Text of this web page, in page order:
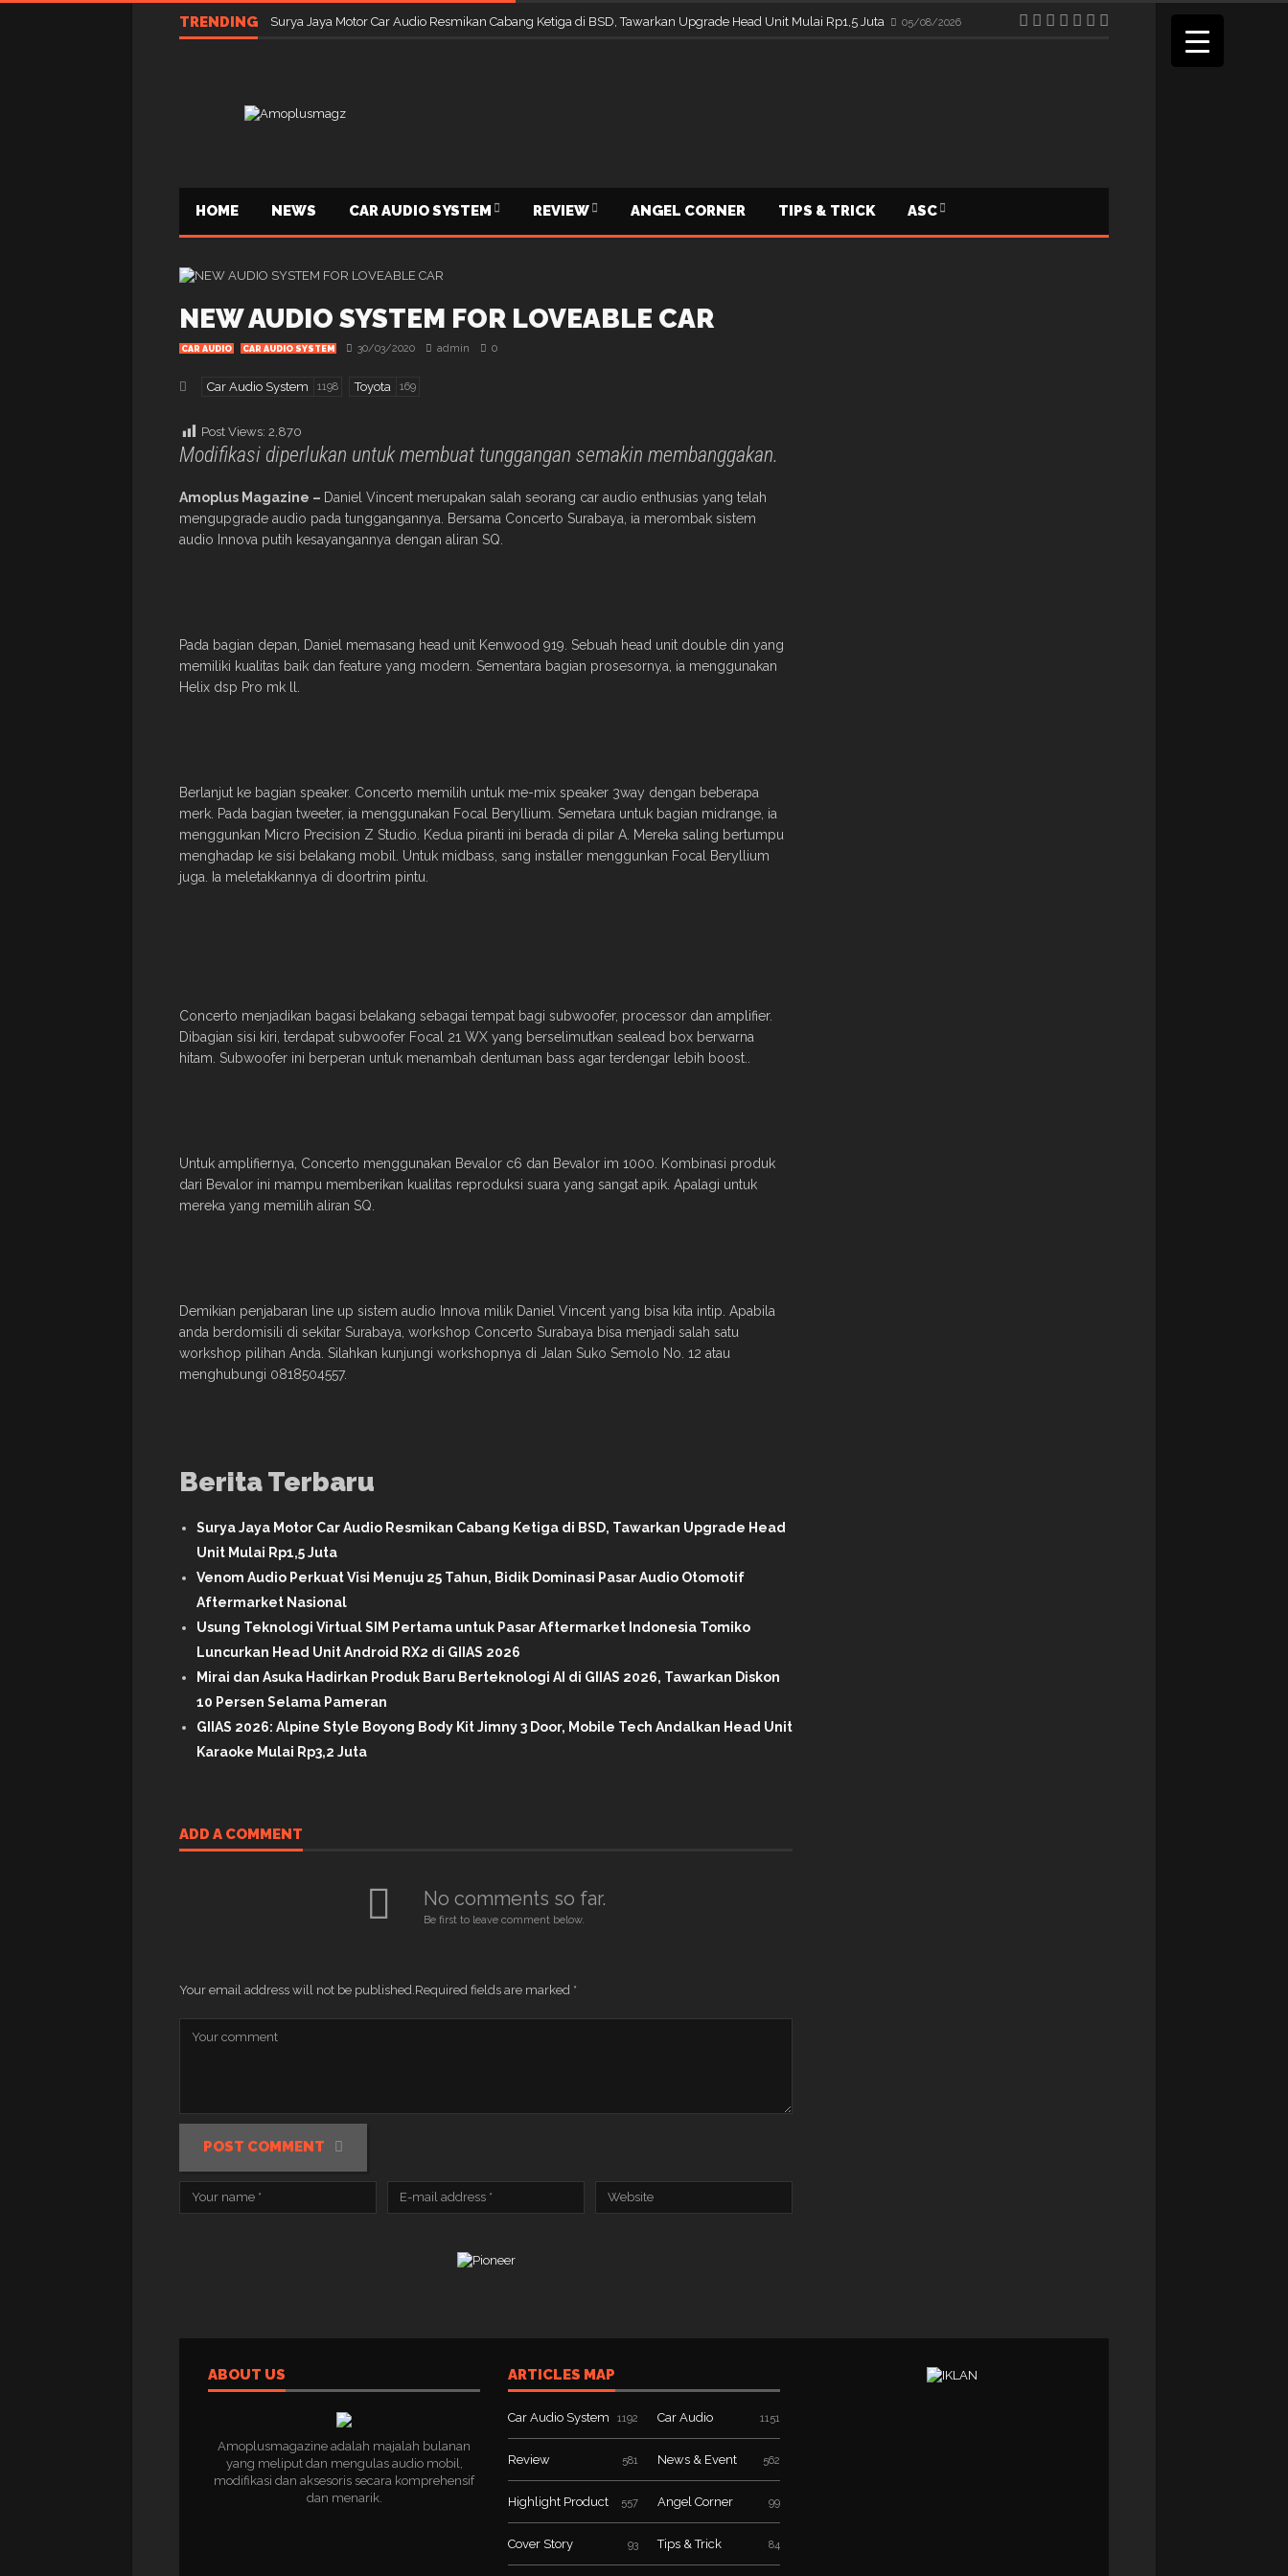
TRENDING Surya Jaya Motor Car Audio Resmikan Cabang Ketiga di BSD, Tawarkan Upgrade Head Unit Mulai Rp1,5 Juta 05/08/2026
HOME NEWS CAR AUDIO SYSTEM REVIEW ANGEL CORNER TIPS & TRICK ASC
NEW AUDIO SYSTEM FOR LOVEABLE CAR
CAR AUDIO CAR AUDIO SYSTEM 30/03/2020 admin 0
Car Audio System 1198 Toyota 169
Post Views: 2,870
Modifikasi diperlukan untuk membuat tunggangan semakin membanggakan.
Amoplus Magazine – Daniel Vincent merupakan salah seorang car audio enthusias yang telah
mengupgrade audio pada tunggangannya. Bersama Concerto Surabaya, ia merombak sistem
audio Innova putih kesayangannya dengan aliran SQ.
Pada bagian depan, Daniel memasang head unit Kenwood 919. Sebuah head unit double din yang
memiliki kualitas baik dan feature yang modern. Sementara bagian prosesornya, ia menggunakan
Helix dsp Pro mk ll.
Berlanjut ke bagian speaker. Concerto memilih untuk me-mix speaker 3way dengan beberapa
merk. Pada bagian tweeter, ia menggunakan Focal Beryllium. Semetara untuk bagian midrange, ia
menggunkan Micro Precision Z Studio. Kedua piranti ini berada di pilar A. Mereka saling bertumpu
menghadap ke sisi belakang mobil. Untuk midbass, sang installer menggunkan Focal Beryllium
juga. Ia meletakkannya di doortrim pintu.
Concerto menjadikan bagasi belakang sebagai tempat bagi subwoofer, processor dan amplifier.
Dibagian sisi kiri, terdapat subwoofer Focal 21 WX yang berselimutkan sealead box berwarna
hitam. Subwoofer ini berperan untuk menambah dentuman bass agar terdengar lebih boost..
Untuk amplifiernya, Concerto menggunakan Bevalor c6 dan Bevalor im 1000. Kombinasi produk
dari Bevalor ini mampu memberikan kualitas reproduksi suara yang sangat apik. Apalagi untuk
mereka yang memilih aliran SQ.
Demikian penjabaran line up sistem audio Innova milik Daniel Vincent yang bisa kita intip. Apabila
anda berdomisili di sekitar Surabaya, workshop Concerto Surabaya bisa menjadi salah satu
workshop pilihan Anda. Silahkan kunjungi workshopnya di Jalan Suko Semolo No. 12 atau
menghubungi 0818504557.
Berita Terbaru
Surya Jaya Motor Car Audio Resmikan Cabang Ketiga di BSD, Tawarkan Upgrade Head
Unit Mulai Rp1,5 Juta
Venom Audio Perkuat Visi Menuju 25 Tahun, Bidik Dominasi Pasar Audio Otomotif
Aftermarket Nasional
Usung Teknologi Virtual SIM Pertama untuk Pasar Aftermarket Indonesia Tomiko
Luncurkan Head Unit Android RX2 di GIIAS 2026
Mirai dan Asuka Hadirkan Produk Baru Berteknologi AI di GIIAS 2026, Tawarkan Diskon
10 Persen Selama Pameran
GIIAS 2026: Alpine Style Boyong Body Kit Jimny 3 Door, Mobile Tech Andalkan Head Unit
Karaoke Mulai Rp3,2 Juta
ADD A COMMENT
No comments so far.
Be first to leave comment below.
Your email address will not be published. Required fields are marked *
POST COMMENT
ABOUT US
Amoplusmagazine adalah majalah bulanan
yang meliput dan mengulas audio mobil,
modifikasi dan aksesoris secara komprehensif
dan menarik.
ARTICLES MAP
Car Audio System 1192 Car Audio 1151
Review 581 News & Event 562
Highlight Product 557 Angel Corner 99
Cover Story 93 Tips & Trick 84